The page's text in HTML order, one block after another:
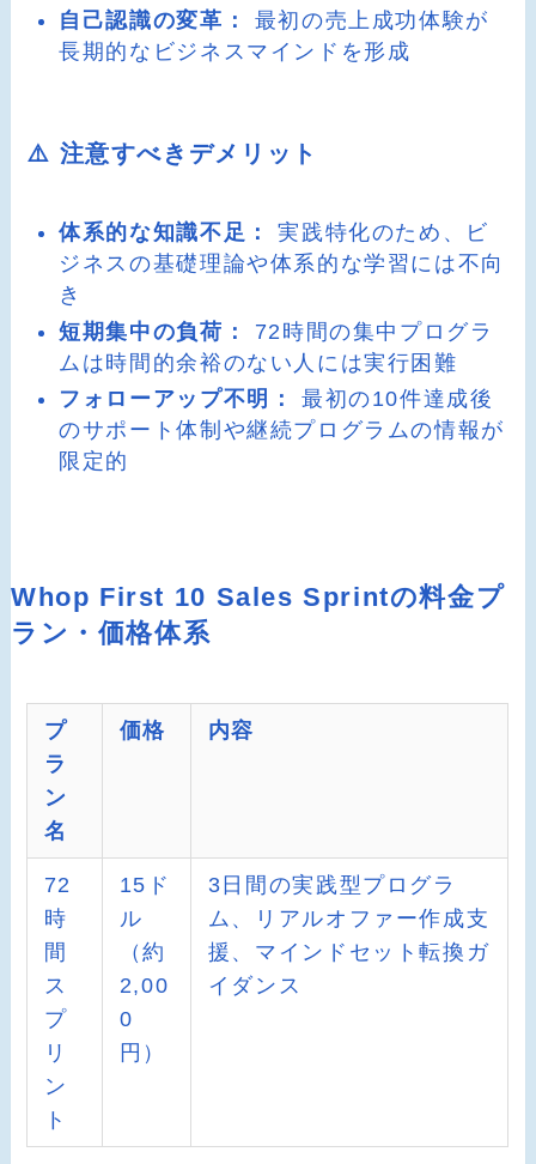
自己認識の変革：
最初の売上成功体験が
長期的なビジネスマインドを形成
⚠️ 注意すべきデメリット
体系的な知識不足：
実践特化のため、ビ
ジネスの基礎理論や体系的な学習には不向
き
短期集中の負荷：
72時間の集中プログラ
ムは時間的余裕のない人には実行困難
フォローアップ不明：
最初の10件達成後
のサポート体制や継続プログラムの情報が
限定的
Whop First 10 Sales Sprintの料金プ
ラン・価格体系
プ
ラ
ン
名
価格 内容
72
時
間
ス
プ
リ
ン
ト
15ド
ル
（約
2,00
0
円）
3日間の実践型プログラ
ム、リアルオファー作成支
援、マインドセット転換ガ
イダンス